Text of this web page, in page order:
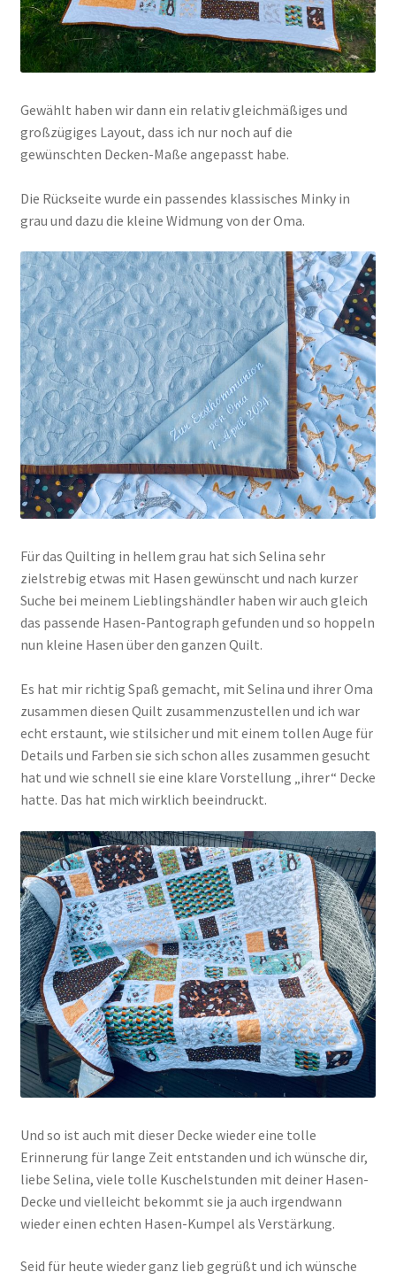
Gewählt haben wir dann ein relativ gleichmäßiges und
großzügiges Layout, dass ich nur noch auf die
gewünschten Decken-Maße angepasst habe.
Die Rückseite wurde ein passendes klassisches Minky in
grau und dazu die kleine Widmung von der Oma.
Für das Quilting in hellem grau hat sich Selina sehr
zielstrebig etwas mit Hasen gewünscht und nach kurzer
Suche bei meinem Lieblingshändler haben wir auch gleich
das passende Hasen-Pantograph gefunden und so hoppeln
nun kleine Hasen über den ganzen Quilt.
Es hat mir richtig Spaß gemacht, mit Selina und ihrer Oma
zusammen diesen Quilt zusammenzustellen und ich war
echt erstaunt, wie stilsicher und mit einem tollen Auge für
Details und Farben sie sich schon alles zusammen gesucht
hat und wie schnell sie eine klare Vorstellung „ihrer“ Decke
hatte. Das hat mich wirklich beeindruckt.
Und so ist auch mit dieser Decke wieder eine tolle
Erinnerung für lange Zeit entstanden und ich wünsche dir,
liebe Selina, viele tolle Kuschelstunden mit deiner Hasen-
Decke und vielleicht bekommt sie ja auch irgendwann
wieder einen echten Hasen-Kumpel als Verstärkung.
Seid für heute wieder ganz lieb gegrüßt und ich wünsche